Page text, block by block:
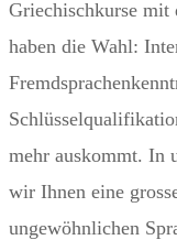
Griechischkurse
haben die Wahl:
mehr auskommt. In
wir Ihnen eine
ungewöhnlichen